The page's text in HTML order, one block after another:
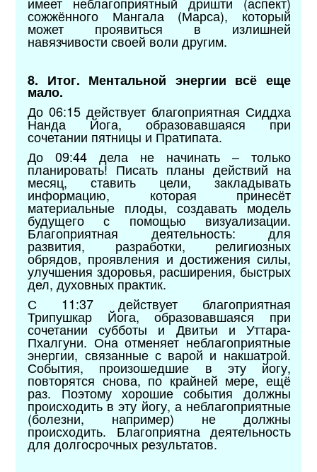
сожжённого Мангала (Марса), который
может проявиться в излишней
навязчивости своей воли другим.
8. Итог. Ментальной энергии всё еще
мало.
До 06:15 действует благоприятная Сиддха
Нанда Йога, образовавшаяся при
сочетании пятницы и Пратипата.
До 09:44 дела не начинать – только
планировать! Писать планы действий на
месяц, ставить цели, закладывать
информацию, которая принесёт
материальные плоды, создавать модель
будущего с помощью визуализации.
Благоприятная деятельность: для
развития, разработки, религиозных
обрядов, проявления и достижения силы,
улучшения здоровья, расширения, быстрых
дел, духовных практик.
С 11:37 действует благоприятная
Трипушкар Йога, образовавшаяся при
сочетании субботы и Двитьи и Уттара-
Пхалгуни. Она отменяет неблагоприятные
энергии, связанные с варой и накшатрой.
События, произошедшие в эту йогу,
повторятся снова, по крайней мере, ещё
раз. Поэтому хорошие события должны
происходить в эту йогу, а неблагоприятные
(болезни, например) не должны
происходить. Благоприятна деятельность
для долгосрочных результатов.